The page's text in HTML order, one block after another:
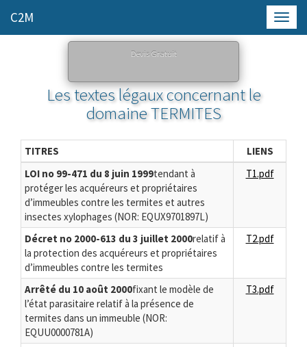
C2M
Devis Gratuit
Les textes légaux concernant le
domaine TERMITES
TITRES
LIENS
LOI no 99-471 du 8 juin 1999tendant à
protéger les acquéreurs et propriétaires
d’immeubles contre les termites et autres
insectes xylophages (NOR: EQUX9701897L)
T1.pdf
Décret no 2000-613 du 3 juillet 2000relatif à
la protection des acquéreurs et propriétaires
d’immeubles contre les termites
T2.pdf
Arrêté du 10 août 2000fixant le modèle de
l’état parasitaire relatif à la présence de
termites dans un immeuble (NOR:
EQUU0000781A)
T3.pdf